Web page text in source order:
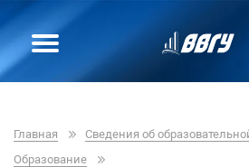
Главная
Сведения об
Образование